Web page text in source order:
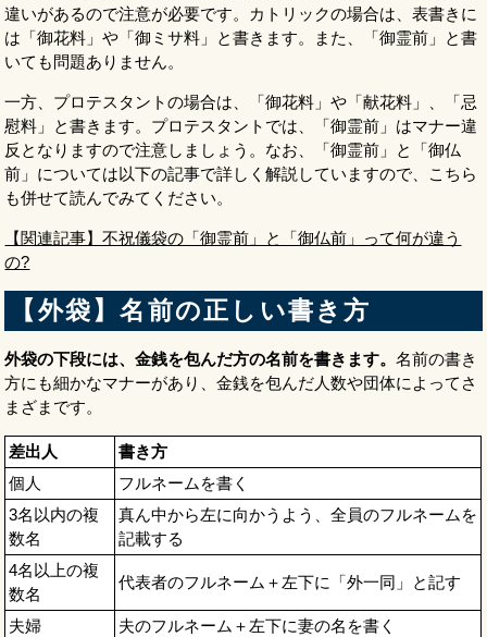
違いがあるので注意が必要です。カトリックの場合は、表書きに
は「御花料」や「御ミサ料」と書きます。また、「御霊前」と書
いても問題ありません。
一方、プロテスタントの場合は、「御花料」や「献花料」、「忌
慰料」と書きます。プロテスタントでは、「御霊前」はマナー違
反となりますので注意しましょう。なお、「御霊前」と「御仏
前」については以下の記事で詳しく解説していますので、こちら
も併せて読んでみてください。
【関連記事】不祝儀袋の「御霊前」と「御仏前」って何が違う
の?
【外袋】名前の正しい書き方
外袋の下段には、金銭を包んだ方の名前を書きます。名前の書き
方にも細かなマナーがあり、金銭を包んだ人数や団体によってさ
まざまです。
差出人
書き方
個人
フルネームを書く
3名以内の複
数名
真ん中から左に向かうよう、全員のフルネームを
記載する
4名以上の複
数名
代表者のフルネーム＋左下に「外一同」と記す
夫婦 夫のフルネーム＋左下に妻の名を書く